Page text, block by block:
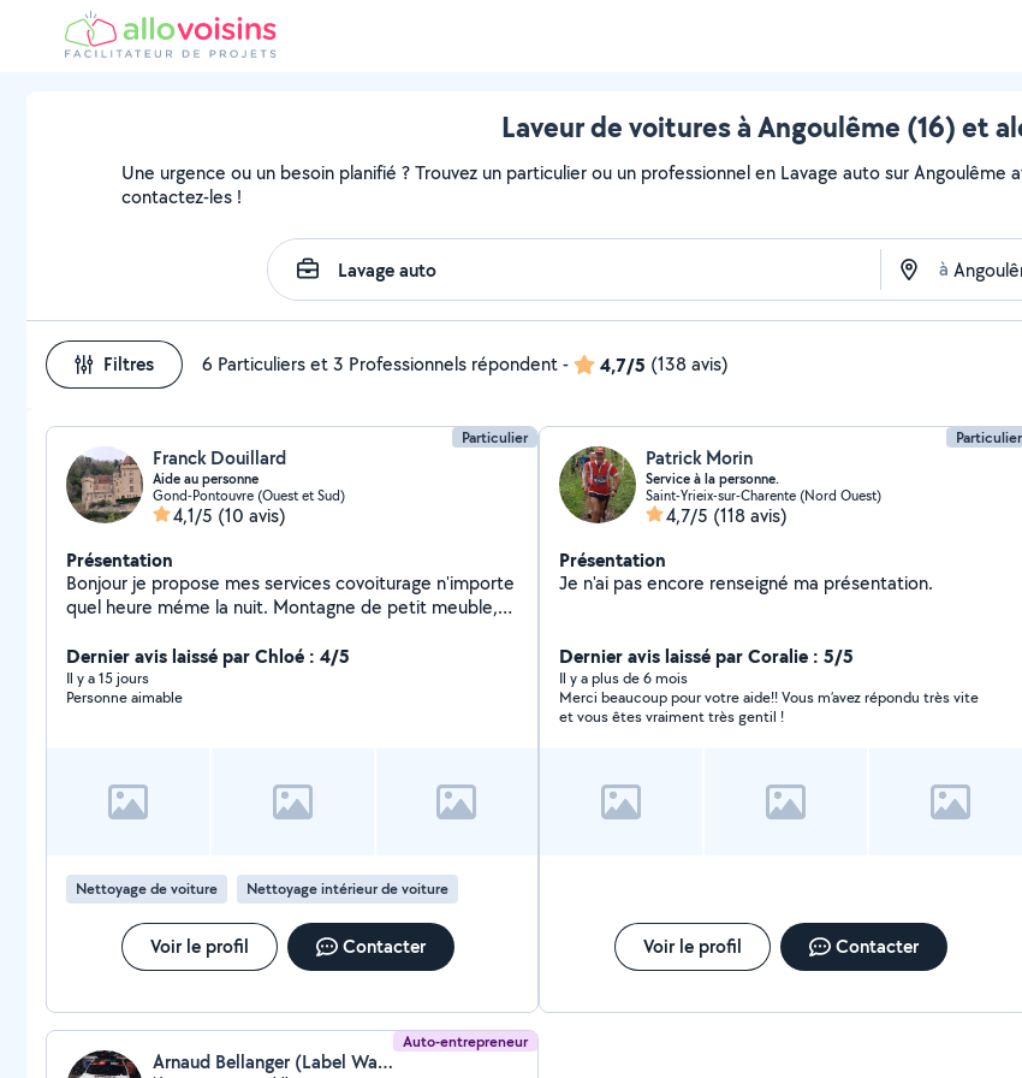
Laveur de voitures à Angoulême (16) et
Une urgence ou un besoin planifié ? Trouvez un particulier ou un professionnel en Lavage auto sur
contactez-les !
à
Filtres 6 Particuliers et 3 Professionnels répondent- 4,7/5 (138 avis)
Particulier
Franck Douillard
Aide au personne
Gond-Pontouvre (Ouest et Sud)
4,1/5 (10 avis)
Présentation
Bonjour je propose mes services covoiturage n'importe
quel heure méme la nuit. Montagne de petit meuble,
Dernier avis laissé par Chloé : 4/5
Il y a 15 jours
Personne aimable
Nettoyage de voiture Nettoyage intérieur de voiture
Voir le profil Contacter
Particulier
Patrick Morin
Service à la personne.
Saint-Yrieix-sur-Charente (Nord Ouest)
4,7/5 (118 avis)
Présentation
Je n'ai pas encore renseigné ma présentation.
Dernier avis laissé par Coralie : 5/5
Il y a plus de 6 mois
Merci beaucoup pour votre aide!! Vous m’avez répondu très vite
et vous êtes vraiment très gentil !
Voir le profil Contacter
Auto-entrepreneur
Arnaud Bellanger (Label Wash Auto 16)